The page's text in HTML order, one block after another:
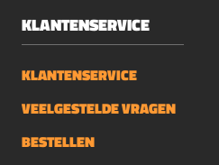
KLANTENSERVICE
KLANTENSERVICE
VEELGESTELDE VRAGEN
BESTELLEN